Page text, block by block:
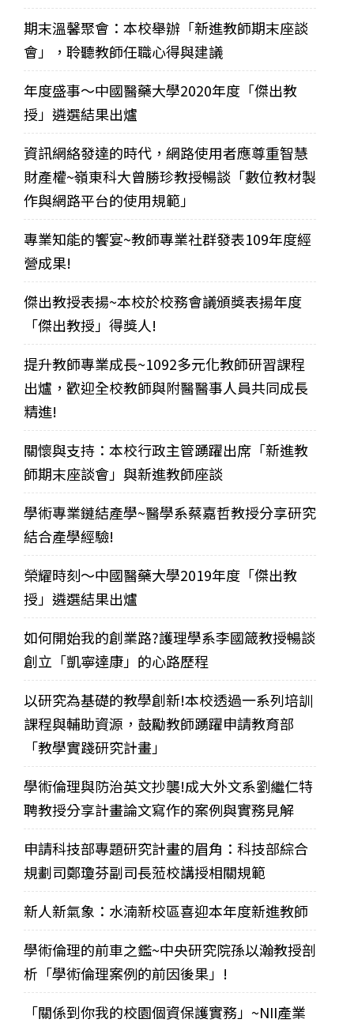
期末溫馨聚會：本校舉辦「新進教師期末座談
會」，聆聽教師任職心得與建議
年度盛事～中國醫藥大學2020年度「傑出教
授」遴選結果出爐
資訊網絡發達的時代，網路使用者應尊重智慧
財產權~嶺東科大曾勝珍教授暢談「數位教材製
作與網路平台的使用規範」
專業知能的饗宴~教師專業社群發表109年度經
營成果!
傑出教授表揚~本校於校務會議頒獎表揚年度
「傑出教授」得獎人!
提升教師專業成長~1092多元化教師研習課程
出爐，歡迎全校教師與附醫醫事人員共同成長
精進!
關懷與支持：本校行政主管踴躍出席「新進教
師期末座談會」與新進教師座談
學術專業鏈結產學~醫學系蔡嘉哲教授分享研究
結合產學經驗!
榮耀時刻～中國醫藥大學2019年度「傑出教
授」遴選結果出爐
如何開始我的創業路?護理學系李國箴教授暢談
創立「凱寧達康」的心路歷程
以研究為基礎的教學創新!本校透過一系列培訓
課程與輔助資源，鼓勵教師踴躍申請教育部
「教學實踐研究計畫」
學術倫理與防治英文抄襲!成大外文系劉繼仁特
聘教授分享計畫論文寫作的案例與實務見解
申請科技部專題研究計畫的眉角：科技部綜合
規劃司鄭瓊芬副司長蒞校講授相關規範
新人新氣象：水湳新校區喜迎本年度新進教師
學術倫理的前車之鑑~中央研究院孫以瀚教授剖
析「學術倫理案例的前因後果」!
「關係到你我的校園個資保護實務」~NII產業